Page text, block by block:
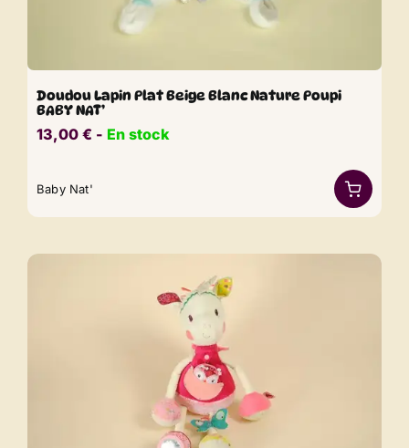
Doudou Lapin Plat Beige Blanc Nature Poupi
BABY NAT’
13,00 € ​​ - En stock
Baby Nat'